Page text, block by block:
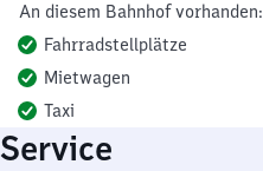
An diesem Bahnhof vorhanden:
Fahrradstellplätze
Mietwagen
Taxi
Service